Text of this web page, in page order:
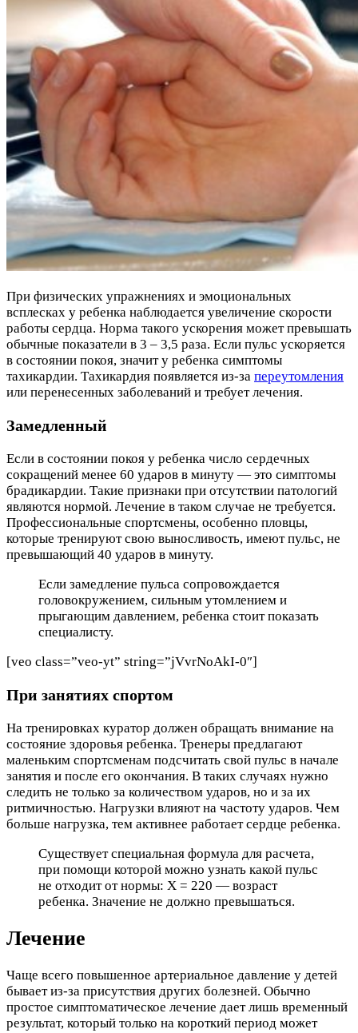
При физических упражнениях и эмоциональных
всплесках у ребенка наблюдается увеличение скорости
работы сердца. Норма такого ускорения может превышать
обычные показатели в 3 – 3,5 раза. Если пульс ускоряется
в состоянии покоя, значит у ребенка симптомы
тахикардии. Тахикардия появляется из-за переутомления
или перенесенных заболеваний и требует лечения.
Замедленный
Если в состоянии покоя у ребенка число сердечных
сокращений менее 60 ударов в минуту — это симптомы
брадикардии. Такие признаки при отсутствии патологий
являются нормой. Лечение в таком случае не требуется.
Профессиональные спортсмены, особенно пловцы,
которые тренируют свою выносливость, имеют пульс, не
превышающий 40 ударов в минуту.
Если замедление пульса сопровождается
головокружением, сильным утомлением и
прыгающим давлением, ребенка стоит показать
специалисту.
[veo class=”veo-yt” string=”jVvrNoAkI-0″]
При занятиях спортом
На тренировках куратор должен обращать внимание на
состояние здоровья ребенка. Тренеры предлагают
маленьким спортсменам подсчитать свой пульс в начале
занятия и после его окончания. В таких случаях нужно
следить не только за количеством ударов, но и за их
ритмичностью. Нагрузки влияют на частоту ударов. Чем
больше нагрузка, тем активнее работает сердце ребенка.
Существует специальная формула для расчета,
при помощи которой можно узнать какой пульс
не отходит от нормы: Х = 220 — возраст
ребенка. Значение не должно превышаться.
Лечение
Чаще всего повышенное артериальное давление у детей
бывает из-за присутствия других болезней. Обычно
простое симптоматическое лечение дает лишь временный
результат, который только на короткий период может